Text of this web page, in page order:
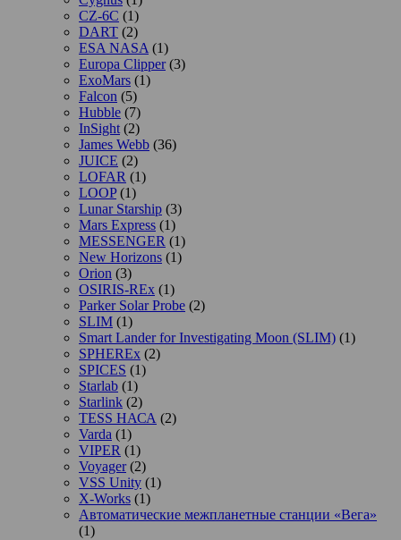
CZ-6C (1)
DART (2)
ESA NASA (1)
Europa Clipper(3)
ExoMars (1)
Falcon (5)
Hubble (7)
InSight (2)
James Webb (36)
JUICE (2)
LOFAR (1)
LOOP(1)
Lunar Starship (3)
Mars Express (1)
MESSENGER (1)
New Horizons (1)
Orion (3)
OSIRIS-REx (1)
Parker Solar Probe (2)
SLIM (1)
Smart Lander for Investigating Moon (SLIM) (1)
SPHEREx (2)
SPICES (1)
Starlab (1)
Starlink (2)
TESS НАСА (2)
Varda (1)
VIPER (1)
Voyager(2)
VSS Unity (1)
X-Works (1)
Автоматические межпланетные станции «Вега»
(1)